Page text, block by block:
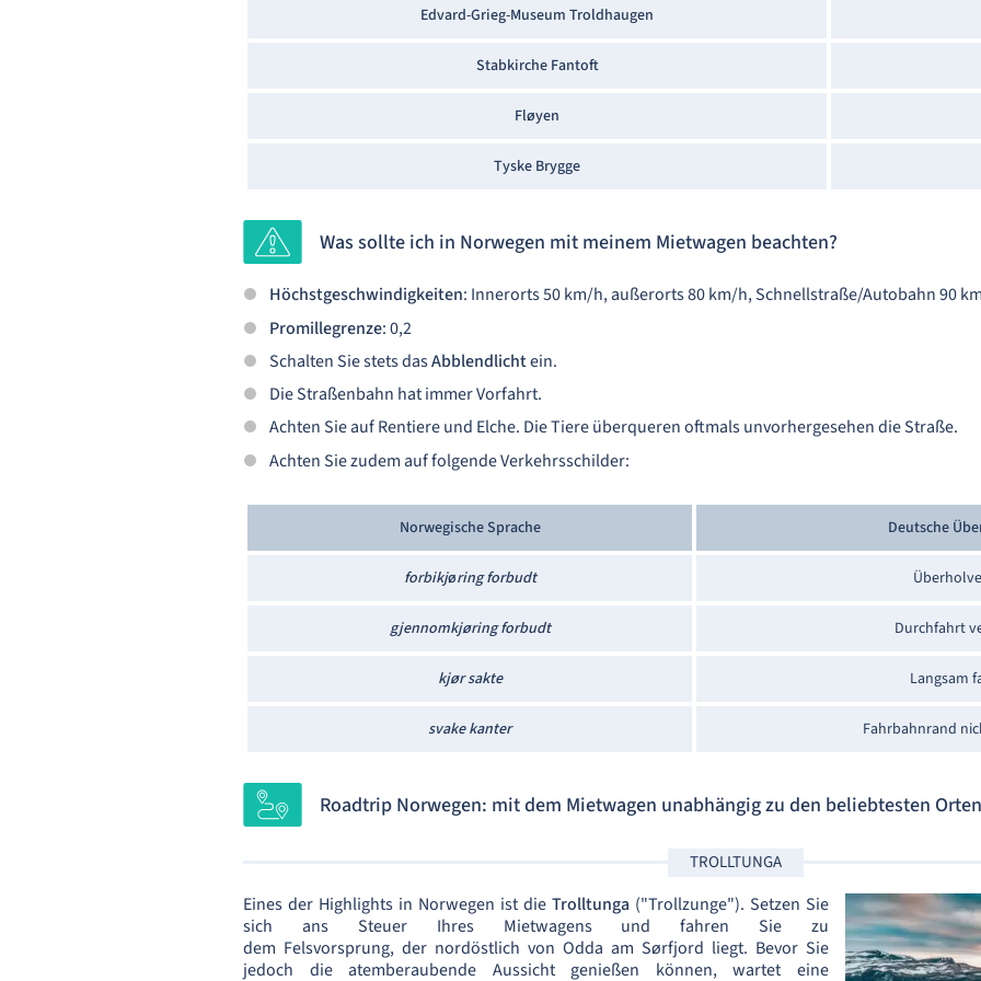
Edvard-Grieg-Museum Troldhaugen
Stabkirche Fantoft
Fløyen
Tyske Brygge
Was sollte ich in Norwegen mit meinem Mietwagen beachten?
Höchstgeschwindigkeiten: Innerorts 50 km/h, außerorts 80 km/h, Schnellstraße/Autobahn 90
Promillegrenze: 0,2
Schalten Sie stets dasAbblendlichtein.
Die Straßenbahn hat immer Vorfahrt.
Achten Sie auf Rentiere und Elche. Die Tiere überqueren oftmals unvorhergesehen die Straße.
Achten Sie zudem auf folgende Verkehrsschilder:
Norwegische Sprache Deutsche
forbikjøring forbudt
gjennomkjøring forbudt Durchfahrt
kjør sakte Langsam
svake kanter Fahrbahnrand
Roadtrip Norwegen: mit dem Mietwagen unabhängig zu den beliebtesten Orten
TROLLTUNGA
Eines der Highlights in Norwegen ist die Trolltunga ("Trollzunge"). Setzen Sie
sich ans Steuer Ihres Mietwagens und fahren Sie zu
dem Felsvorsprung, der nordöstlich von Odda am Sørfjord liegt. Bevor Sie
jedoch die atemberaubende Aussicht genießen können, wartet eine